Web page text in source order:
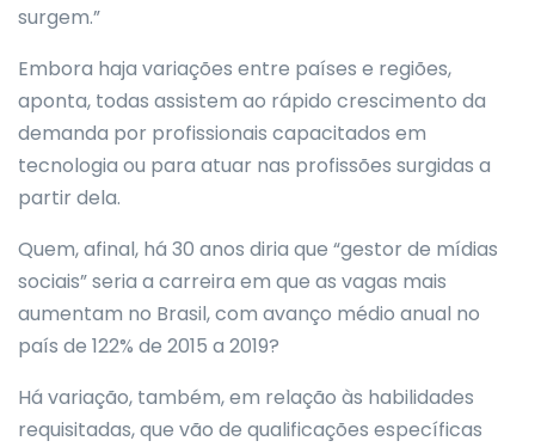
surgem.”
Embora haja variações entre países e regiões,
aponta, todas assistem ao rápido crescimento da
demanda por profissionais capacitados em
tecnologia ou para atuar nas profissões surgidas a
partir dela.
Quem, afinal, há 30 anos diria que “gestor de mídias
sociais” seria a carreira em que as vagas mais
aumentam no Brasil, com avanço médio anual no
país de 122% de 2015 a 2019?
Há variação, também, em relação às habilidades
requisitadas, que vão de qualificações específicas